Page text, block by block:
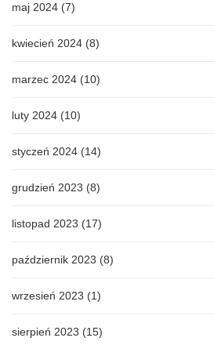
maj 2024 (7)
kwiecień 2024 (8)
marzec 2024 (10)
luty 2024 (10)
styczeń 2024 (14)
grudzień 2023 (8)
listopad 2023 (17)
październik 2023 (8)
wrzesień 2023 (1)
sierpień 2023 (15)